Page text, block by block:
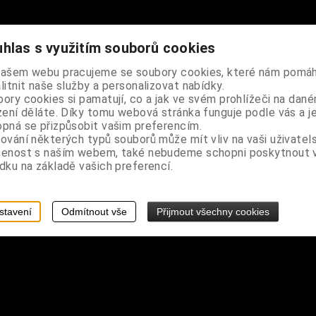
pleteniny, ležérní střih se spuštěným zadním koncem,
s využitím souborů cookies
webu pracujeme se soubory cookies, které nám
naše služby a personalizovat nabídky.
cookies si pamatují, co a jak ve svém prohlížeči na
děláte. Díky tomu webová stránka funguje podle vás a je
se přizpůsobit vašim preferencím.
některých typů souborů může mít vliv na vaši
s naším webem, také nebudeme schopni poskytnout
na základě vašich preferencí.
Odmítnout vše Přijmout všechny cookies